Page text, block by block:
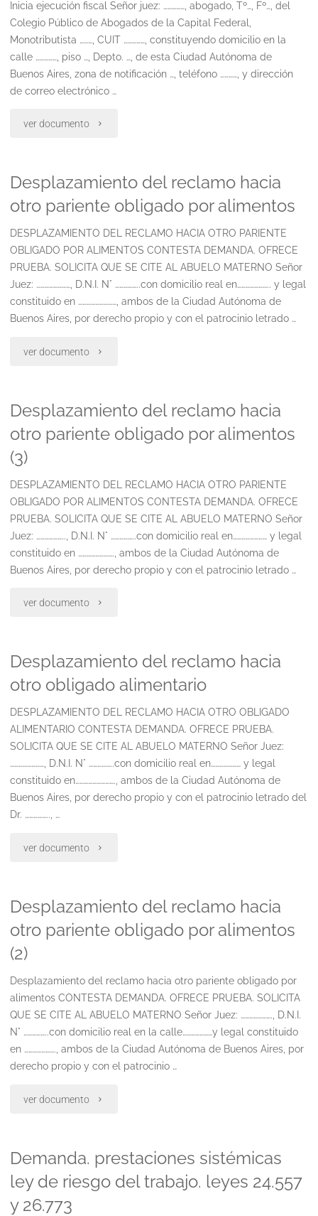
de
ley
26.773
juicios
en
trámite"
Inicia ejecución fiscal Señor juez: ……………, abogado, Tº…, Fº…, del
Colegio Público de Abogados de la Capital Federal,
Monotributista ………, CUIT ……………, constituyendo domicilio en la
calle ……………, piso …, Depto. …, de esta Ciudad Autónoma de
Buenos Aires, zona de notificación …, teléfono …………, y dirección
de correo electrónico …
ver documento "Ejecucion
Desplazamiento del reclamo hacia
otro pariente obligado por alimentos
DESPLAZAMIENTO DEL RECLAMO HACIA OTRO PARIENTE
OBLIGADO POR ALIMENTOS CONTESTA DEMANDA. OFRECE
PRUEBA. SOLICITA QUE SE CITE AL ABUELO MATERNO Señor
Juez: ……………………, D.N.I. N° ……………..con domicilio real en………………….. y legal
constituido en ………………………, ambos de la Ciudad Autónoma de
Buenos Aires, por derecho propio y con el patrocinio letrado …
ver documento "Desplazamiento
reclamo
hacia
obligado
alimentos"
Desplazamiento del reclamo hacia
otro pariente obligado por alimentos
(3)
DESPLAZAMIENTO DEL RECLAMO HACIA OTRO PARIENTE
OBLIGADO POR ALIMENTOS CONTESTA DEMANDA. OFRECE
PRUEBA. SOLICITA QUE SE CITE AL ABUELO MATERNO Señor
Juez: ……………….., D.N.I. N° ……………..con domicilio real en…………………… y legal
constituido en ……………………., ambos de la Ciudad Autónoma de
Buenos Aires, por derecho propio y con el patrocinio letrado …
ver documento "Desplazamiento
reclamo
hacia
otro
pariente
por
Desplazamiento del reclamo hacia
otro obligado alimentario
DESPLAZAMIENTO DEL RECLAMO HACIA OTRO OBLIGADO
ALIMENTARIO CONTESTA DEMANDA. OFRECE PRUEBA.
SOLICITA QUE SE CITE AL ABUELO MATERNO Señor Juez:
……………………, D.N.I. N° ……………..con domicilio real en………………… y legal
constituido en………………………., ambos de la Ciudad Autónoma de
Buenos Aires, por derecho propio y con el patrocinio letrado del
Dr. …………….., …
ver documento "Desplazamiento
reclamo
hacia
alimentario"
Desplazamiento del reclamo hacia
otro pariente obligado por alimentos
(2)
Desplazamiento del reclamo hacia otro pariente obligado por
alimentos CONTESTA DEMANDA. OFRECE PRUEBA. SOLICITA
QUE SE CITE AL ABUELO MATERNO Señor Juez: …………………., D.N.I.
N° ……………..con domicilio real en la calle…………………y legal constituido
en …………………., ambos de la Ciudad Autónoma de Buenos Aires, por
derecho propio y con el patrocinio …
ver documento "Desplazamiento
reclamo
hacia
Demanda. prestaciones sistémicas
ley de riesgo del trabajo. leyes 24.557
y 26.773